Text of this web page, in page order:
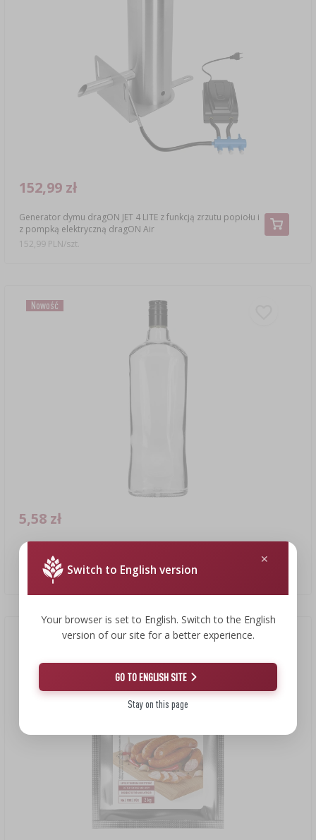
Generator dymu dragON JET 4 LITE z funkcją zrzutu popiołu i
z pompką elektryczną dragON Air
152,99 zł
152,99 PLN/szt.
Nowość
Butelka „Szafirowa” 700 ml z zakrętką, 1 szt.
5,58 zł
5,58 PLN/szt.Switch to English version
Your browser is set to English. Switch to the English
version of our site for a better experience.
GO TO ENGLISH SITE
Stay on this page